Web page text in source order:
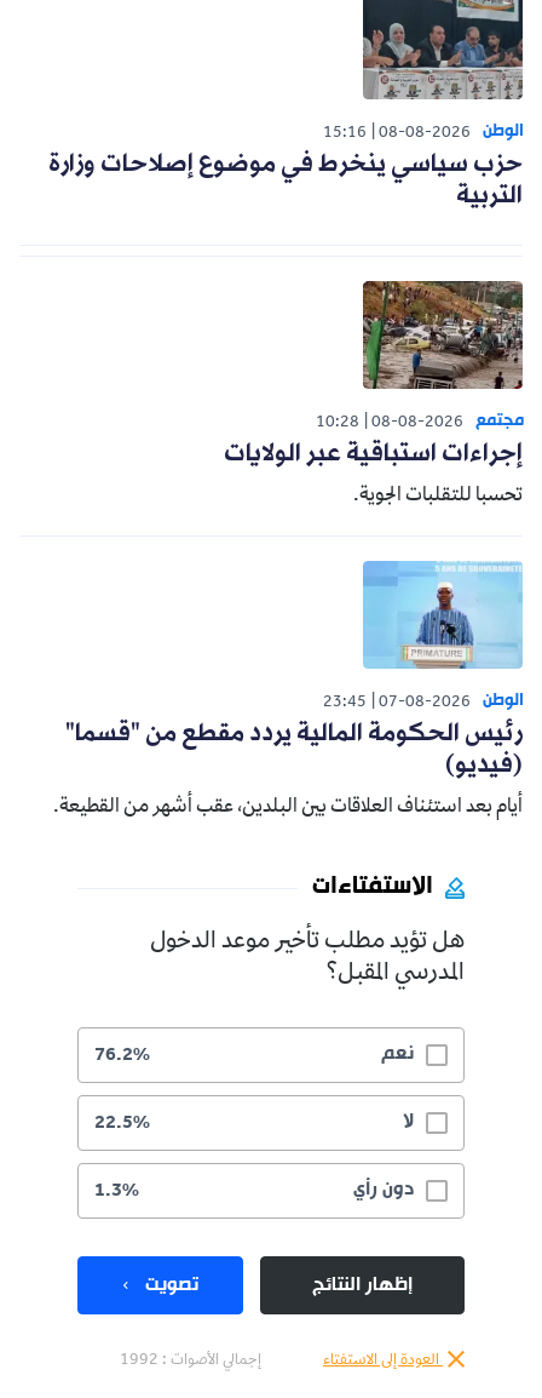
الوطن 08-08-2026
15:16
حزب سياسي ينخرط في موضوع إصلاحات وزارة
التربية
مجتمع 08-08-2026
10:28
إجراءات استباقية عبر الولايات
تحسبا للتقلبات الجوية.
الوطن 07-08-2026
23:45
رئيس الحكومة المالية يردد مقطع من "قسما"
(فيديو)
أيام بعد استئناف العلاقات بين البلدين، عقب أشهر من القطيعة.
الاستفتاءات
هل تؤيد مطلب تأخير موعد الدخول
المدرسي المقبل؟
نعم 76.2%
لا 22.5%
دون رأي 1.3%
إظهار النتائج تصويت
العودة إلى الاستفتاء إجمالي الأصوات : 1992